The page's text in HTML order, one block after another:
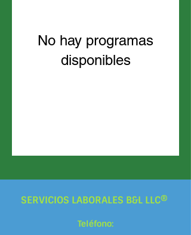
No hay programas
disponibles
SERVICIOS LABORALES B&L LLC®
Teléfono: